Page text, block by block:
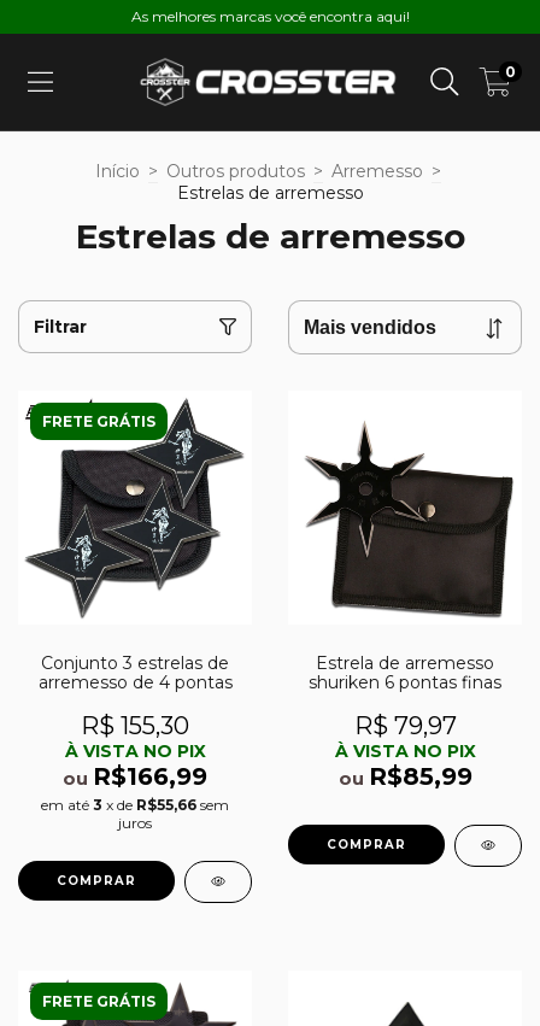
As melhores marcas você encontra aqui!
0
Início > Outros produtos > Arremesso >
Estrelas de arremesso
Estrelas de arremesso
Filtrar
FRETE GRÁTIS
Conjunto 3 estrelas de
arremesso de 4 pontas
R$ 155,30
À VISTA NO PIX
ou R$166,99
em até 3 x de R$55,66 sem
juros
Estrela de arremesso
shuriken 6 pontas finas
R$ 79,97
À VISTA NO PIX
ou R$85,99
FRETE GRÁTIS